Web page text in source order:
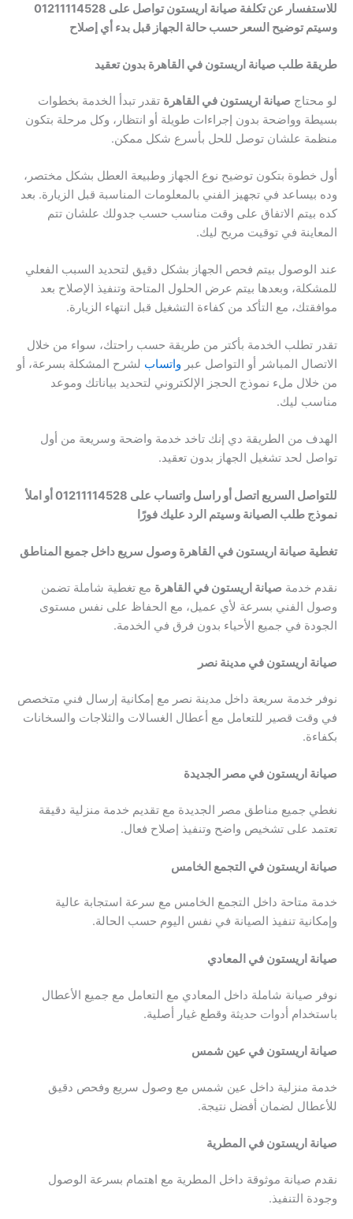
للاستفسار عن تكلفة صيانة اريستون تواصل على 01211114528
وسيتم توضيح السعر حسب حالة الجهاز قبل بدء أي إصلاح
طريقة طلب صيانة اريستون في القاهرة بدون تعقيد
لو محتاج صيانة اريستون في القاهرة تقدر تبدأ الخدمة بخطوات
بسيطة وواضحة بدون إجراءات طويلة أو انتظار، وكل مرحلة بتكون
منظمة علشان توصل للحل بأسرع شكل ممكن.
أول خطوة بتكون توضيح نوع الجهاز وطبيعة العطل بشكل مختصر،
وده بيساعد في تجهيز الفني بالمعلومات المناسبة قبل الزيارة. بعد
كده بيتم الاتفاق على وقت مناسب حسب جدولك علشان تتم
المعاينة في توقيت مريح ليك.
عند الوصول بيتم فحص الجهاز بشكل دقيق لتحديد السبب الفعلي
للمشكلة، وبعدها بيتم عرض الحلول المتاحة وتنفيذ الإصلاح بعد
موافقتك، مع التأكد من كفاءة التشغيل قبل انتهاء الزيارة.
تقدر تطلب الخدمة بأكتر من طريقة حسب راحتك، سواء من خلال
الاتصال المباشر أو التواصل عبر واتساب لشرح المشكلة بسرعة، أو
من خلال ملء نموذج الحجز الإلكتروني لتحديد بياناتك وموعد
مناسب ليك.
الهدف من الطريقة دي إنك تاخد خدمة واضحة وسريعة من أول
تواصل لحد تشغيل الجهاز بدون تعقيد.
للتواصل السريع اتصل أو راسل واتساب على 01211114528 أو املأ
نموذج طلب الصيانة وسيتم الرد عليك فورًا
تغطية صيانة اريستون في القاهرة وصول سريع داخل جميع المناطق
نقدم خدمة صيانة اريستون في القاهرة مع تغطية شاملة تضمن
وصول الفني بسرعة لأي عميل، مع الحفاظ على نفس مستوى
الجودة في جميع الأحياء بدون فرق في الخدمة.
صيانة اريستون في مدينة نصر
نوفر خدمة سريعة داخل مدينة نصر مع إمكانية إرسال فني متخصص
في وقت قصير للتعامل مع أعطال الغسالات والثلاجات والسخانات
بكفاءة.
صيانة اريستون في مصر الجديدة
نغطي جميع مناطق مصر الجديدة مع تقديم خدمة منزلية دقيقة
تعتمد على تشخيص واضح وتنفيذ إصلاح فعال.
صيانة اريستون في التجمع الخامس
خدمة متاحة داخل التجمع الخامس مع سرعة استجابة عالية
وإمكانية تنفيذ الصيانة في نفس اليوم حسب الحالة.
صيانة اريستون في المعادي
نوفر صيانة شاملة داخل المعادي مع التعامل مع جميع الأعطال
باستخدام أدوات حديثة وقطع غيار أصلية.
صيانة اريستون في عين شمس
خدمة منزلية داخل عين شمس مع وصول سريع وفحص دقيق
للأعطال لضمان أفضل نتيجة.
صيانة اريستون في المطرية
نقدم صيانة موثوقة داخل المطرية مع اهتمام بسرعة الوصول
وجودة التنفيذ.